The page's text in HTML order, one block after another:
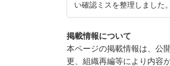
い確認ミスを整理しました。
掲載情報について
本ページの掲載情報は、公
更、組織再編等により内容